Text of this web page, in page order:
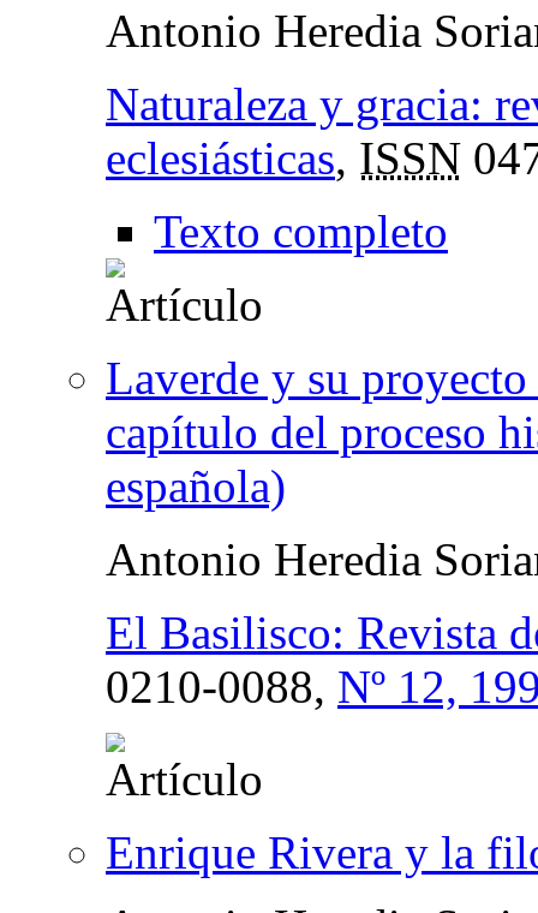
Antonio Heredia
Naturaleza y gracia:
eclesiásticas, ISSN
Texto completo
Laverde y su
capítulo del proceso
española)
Antonio Heredia
El Basilisco: Revista
0210-0088, Nº 12,
Enrique Rivera y la